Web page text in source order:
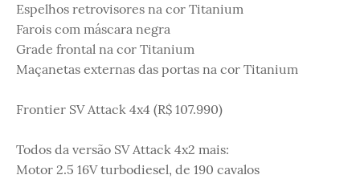
Espelhos retrovisores na cor Titanium
Farois com máscara negra
Grade frontal na cor Titanium
Maçanetas externas das portas na cor Titanium
Frontier SV Attack 4x4 (R$ 107.990)
Todos da versão SV Attack 4x2 mais:
Motor 2.5 16V turbodiesel, de 190 cavalos